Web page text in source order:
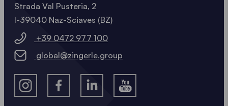
Strada Val Pusteria, 2
I-39040 Naz-Sciaves (BZ)
+39 0472 977 100
global@zingerle.group